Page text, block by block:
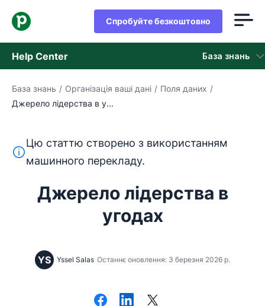
Спробуйте безкоштовно
Help Center База знань
База знань
Зверніться в службу підтримки
База знань / Організація ваші дані / Поля даних /
Джерело лідерства в у...
Цей текст перекладено з англійської мови за
Цю статтю створено з використанням
машинного перекладу.
Джерело лідерства в
угодах
YS Yssel Salas Останнє оновлення: 3 березня 2026 р.